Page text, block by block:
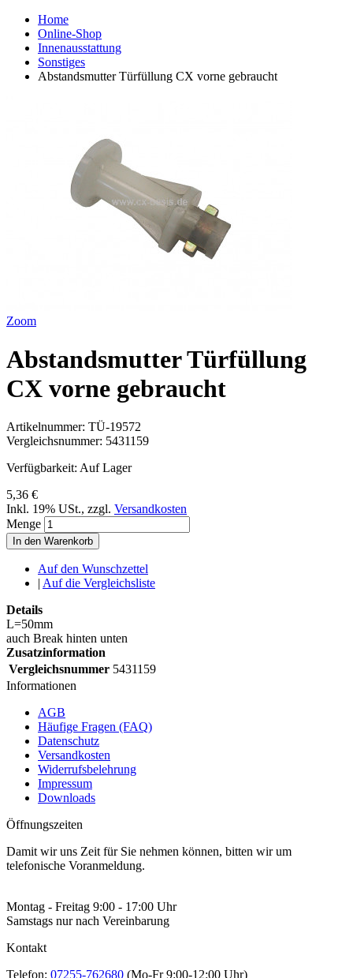
Home
Online-Shop
Innenausstattung
Sonstiges
Abstandsmutter Türfüllung CX vorne gebraucht
Zoom
Abstandsmutter Türfüllung
CX vorne gebraucht
Artikelnummer: TÜ-19572
Vergleichsnummer: 5431159
Verfügbarkeit: Auf Lager
5,36 €
Inkl. 19% USt., zzgl. Versandkosten
Menge
In den Warenkorb
Auf den Wunschzettel
| Auf die Vergleichsliste
Details
L=50mm
auch Break hinten unten
Zusatzinformation
Vergleichsnummer 5431159
Informationen
AGB
Häufige Fragen (FAQ)
Datenschutz
Versandkosten
Widerrufsbelehrung
Impressum
Downloads
Öffnungszeiten
Damit wir uns Zeit für Sie nehmen können, bitten wir um
telefonische Voranmeldung.
Montag - Freitag 9:00 - 17:00 Uhr
Samstags nur nach Vereinbarung
Kontakt
Telefon: 07255-762680 (Mo-Fr 9:00-12:00 Uhr)